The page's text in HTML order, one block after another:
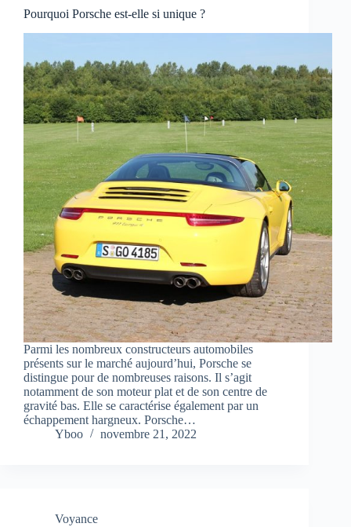
Pourquoi Porsche est-elle si unique ?
Parmi les nombreux constructeurs automobiles
présents sur le marché aujourd’hui, Porsche se
distingue pour de nombreuses raisons. Il s’agit
notamment de son moteur plat et de son centre de
gravité bas. Elle se caractérise également par un
échappement hargneux. Porsche…
Yboo
novembre 21, 2022
Voyance